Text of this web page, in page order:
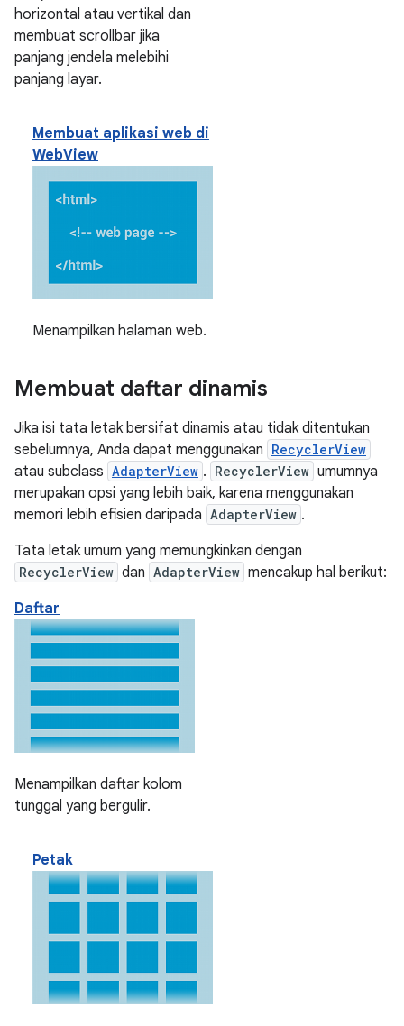
horizontal atau vertikal dan
membuat scrollbar jika
panjang jendela melebihi
panjang layar.
Membuat aplikasi web di
WebView
Menampilkan halaman web.
Membuat daftar dinamis
Jika isi tata letak bersifat dinamis atau tidak ditentukan
sebelumnya, Anda dapat menggunakan RecyclerView
atau subclass AdapterView . RecyclerView umumnya
merupakan opsi yang lebih baik, karena menggunakan
memori lebih efisien daripada AdapterView .
Tata letak umum yang memungkinkan dengan
RecyclerView dan AdapterView mencakup hal berikut:
Daftar
Menampilkan daftar kolom
tunggal yang bergulir.
Petak